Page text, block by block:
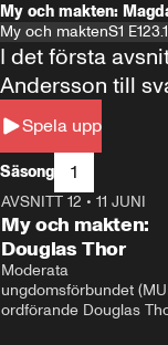
My och makten:
My och maktenS1 E1
Spela upp
I det första
Andersson till
Säsong 1
AVSNITT 12 • 11 JUNI
My och makten:
Douglas Thor
Moderata
ungdomsförbundet
ordförande Douglas